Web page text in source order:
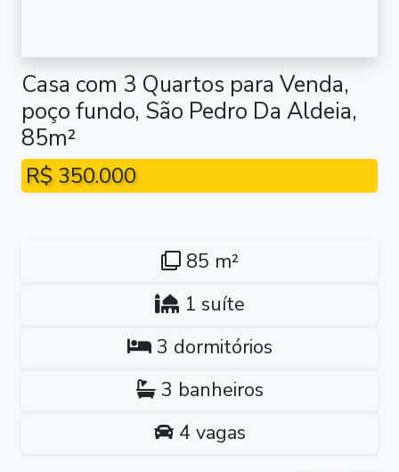
Casa com 3 Quartos para Venda,
poço fundo, São Pedro Da Aldeia,
85m²
R$ 350.000
85 m²
1 suíte
3 dormitórios
3 banheiros
4 vagas